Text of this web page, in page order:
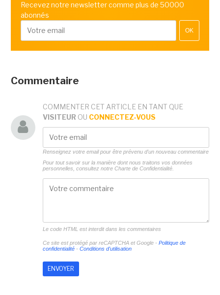
Recevez notre newsletter comme plus de 50000
abonnés
OK
Commentaire
COMMENTER CET ARTICLE EN TANT QUE
VISITEUR OU CONNECTEZ-VOUS
Renseignez votre email pour être prévenu d'un nouveau commentaire
Pour tout savoir sur la manière dont nous traitons vos données
personnelles, consultez notre Charte de Confidentialité.
Le code HTML est interdit dans les commentaires
Ce site est protégé par reCAPTCHA et Google - Politique de
confidentialité- Conditions d'utilisation